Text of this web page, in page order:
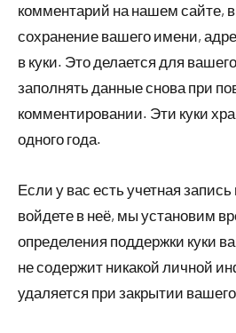
комментарий на нашем сайте,
сохранение вашего имени,
в куки. Это делается для
заполнять данные снова при
комментировании. Эти куки
одного года.
Если у вас есть учетная
войдете в неё, мы установим
определения поддержки куки
не содержит никакой личной
удаляется при закрытии